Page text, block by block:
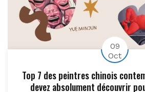
09
Oct
Top 7 des peintres chinois
devez absolument découvrir